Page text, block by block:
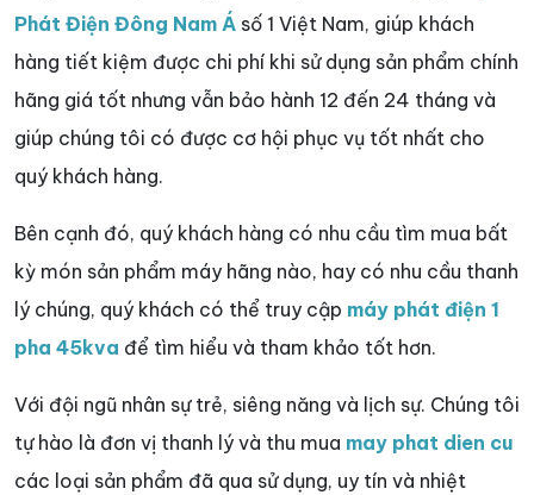
Phát Điện Đông Nam Á số 1 Việt Nam, giúp khách
hàng tiết kiệm được chi phí khi sử dụng sản phẩm chính
hãng giá tốt nhưng vẫn bảo hành 12 đến 24 tháng và
giúp chúng tôi có được cơ hội phục vụ tốt nhất cho
quý khách hàng.
Bên cạnh đó, quý khách hàng có nhu cầu tìm mua bất
kỳ món sản phẩm máy hãng nào, hay có nhu cầu thanh
lý chúng, quý khách có thể truy cập máy phát điện 1
pha 45kva để tìm hiểu và tham khảo tốt hơn.
Với đội ngũ nhân sự trẻ, siêng năng và lịch sự. Chúng tôi
tự hào là đơn vị thanh lý và thu mua may phat dien cu
các loại sản phẩm đã qua sử dụng, uy tín và nhiệt